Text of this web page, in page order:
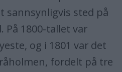
en del av
ved brefronten av
over Norge. Dette
for cirka 12
sannsynligvis sted på
På 1800-tallet var
og i 1801 var det
fordelt på tre